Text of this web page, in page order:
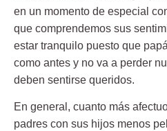
en un momento de especial
que comprendemos sus
estar tranquilo puesto que
como antes y no va a perder
deben sentirse queridos.
En general, cuanto más
padres con sus hijos menos